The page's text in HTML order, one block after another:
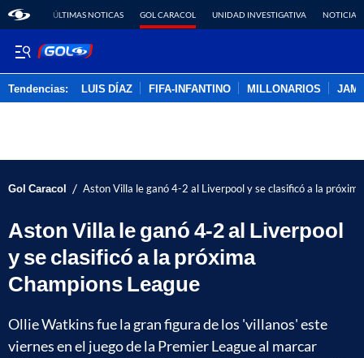
ÚLTIMAS NOTICAS GOL CARACOL UNIDAD INVESTIGATIVA NOTICIAS
Tendencias: LUIS DÍAZ FIFA-INFANTINO MILLONARIOS
Gol Caracol / Aston Villa le ganó 4-2 al Liverpool y se clasificó a la
Aston Villa le ganó 4-2 al Liverpool
y se clasificó a la próxima
Champions League
Ollie Watkins fue la gran figura de los 'villanos' este
viernes en el juego de la Premier League al marcar